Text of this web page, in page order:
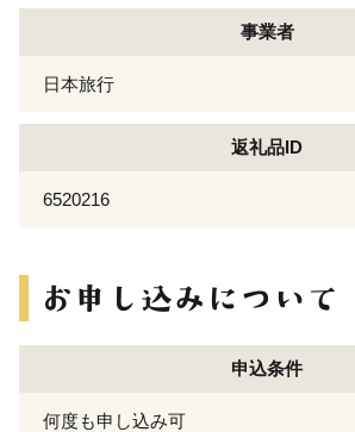
事業者
日本旅行
返礼品ID
6520216
申込条件
何度も申し込み可